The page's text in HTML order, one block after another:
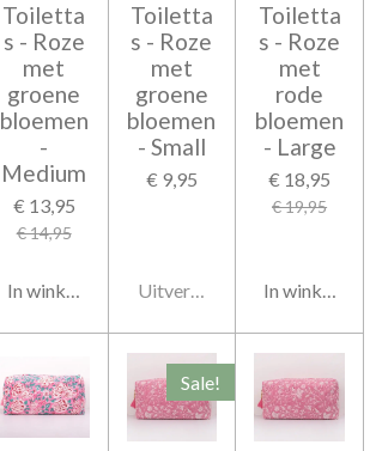
Toiletta
s - Roze
met
groene
bloemen
-
Medium
€ 13,95
€ 14,95
In winkelwagen
Toiletta
s - Roze
met
groene
bloemen
- Small
€ 9,95
Uitverkocht
Toiletta
s - Roze
met
rode
bloemen
- Large
€ 18,95
€ 19,95
In
Sale!